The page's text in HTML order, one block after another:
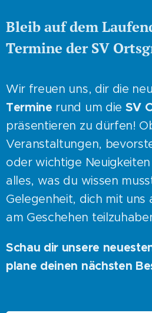
Bleib auf dem
Termine der SV
Wir freuen uns, dir die
Termine rund um die SV
präsentieren zu dürfen!
Veranstaltungen,
oder wichtige
alles, was du wissen
Gelegenheit, dich mit uns
am Geschehen
Schau dir unsere
plane deinen nächsten